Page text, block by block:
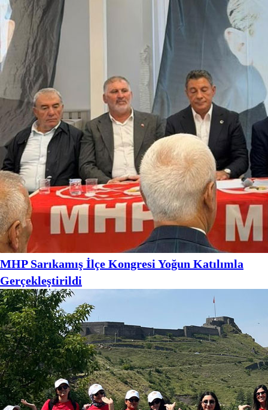
MHP Sarıkamış İlçe Kongresi Yoğun Katılımla
Gerçekleştirildi